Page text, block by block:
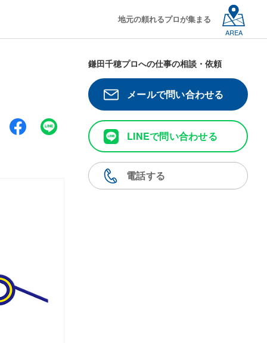
地元の頼れるプロが集まる
AREA
鎌田千穂プロへの仕事の相談・依頼
メールで問い合わせる
LINEで問い合わせる
電話する